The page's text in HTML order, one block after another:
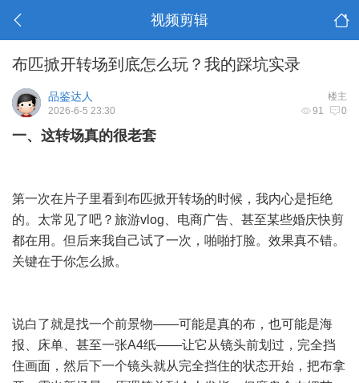
视频剪辑
布匹掀开转场到底怎么玩？我的踩坑实录
楼主
品鉴达人
91 0
2026-6-5 23:30
一、这转场真的很老套
第一次在片子里看到布匹掀开转场的时候，我内心是拒绝
的。太常见了吧？旅游vlog、电商广告、甚至某些婚庆快剪
都在用。但后来我自己试了一次，啪啪打脸。效果真不错。
关键在于你怎么掀。
说白了就是找一个前景物——可能是真的布，也可能是海
报、床单、甚至一张A4纸——让它从镜头前划过，完全挡
住画面，然后下一个镜头就从完全挡住的状态开始，把布拿